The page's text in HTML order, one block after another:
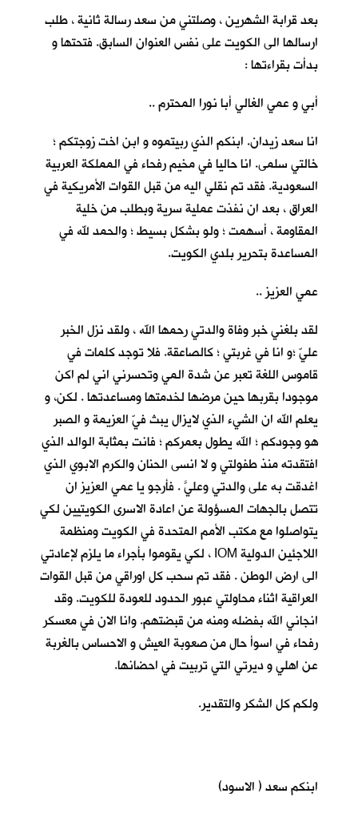
بعد قرابة الشهرين ، وصلتني من سعد رسالة ثانية ، طلب
ارسالها الى الكويت على نفس العنوان السابق. فتحتها و
بدأت بقراءتها :
أبي و عمي الغالي أبا نورا المحترم ..
انا سعد زيدان. ابنكم الذي ربيتموه و ابن اخت زوجتكم ؛
خالتي سلمى. انا حاليا في مخيم رفحاء في المملكة العربية
السعودية. فقد تم نقلي اليه من قبل القوات الأمريكية في
العراق ، بعد ان نفذت عملية سرية وبطلب من خلية
المقاومة ، أسهمت ؛ ولو بشكل بسيط ؛ والحمد لله في
المساعدة بتحرير بلدي الكويت.
عمي العزيز ..
لقد بلغني خبر وفاة والدتي رحمها الله ، ولقد نزل الخبر
عليّ ؛و انا في غربتي ؛ كالصاعقة. فلا توجد كلمات في
قاموس اللغة تعبر عن شدة المي وتحسرني اني لم اكن
موجودا بقربها حين مرضها لخدمتها ومساعدتها . لكن، و
يعلم الله ان الشيء الذي لايزال يبث فيّ العزيمة و الصبر
هو وجودكم ؛ الله يطول بعمركم ؛ فانت بمثابة الوالد الذي
افتقدته منذ طفولتي و لا انسى الحنان والكرم الابوي الذي
اغدقت به على والدتي وعليَّ . فأرجو يا عمي العزيز ان
تتصل بالجهات المسؤولة عن اعادة الاسرى الكويتيين لكي
يتواصلوا مع مكتب الأمم المتحدة في الكويت ومنظمة
اللاجئين الدولية IOM ، لكي يقوموا بأجراء ما يلزم لإعادتي
الى ارض الوطن . فقد تم سحب كل اوراقي من قبل القوات
العراقية اثناء محاولتي عبور الحدود للعودة للكويت. وقد
انجاني الله بفضله ومنه من قبضتهم. وانا الان في معسكر
رفحاء في اسوأ حال من صعوبة العيش و الاحساس بالغربة
عن اهلي و ديرتي التي تربيت في احضانها.
ولكم كل الشكر والتقدير.
ابنكم سعد ( الاسود)